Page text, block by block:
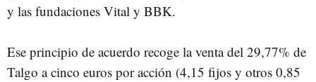
y las fundaciones Vital y BBK.
Ese principio de acuerdo recoge la venta del 29,77% de
Talgo a cinco euros por acción (4,15 fijos y otros 0,85